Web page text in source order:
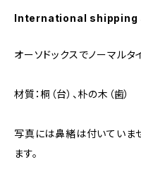
International shipping
オーソドックスでノーマル
材質：桐（台）、朴の木（歯）
写真には鼻緒は付いていま
ます。